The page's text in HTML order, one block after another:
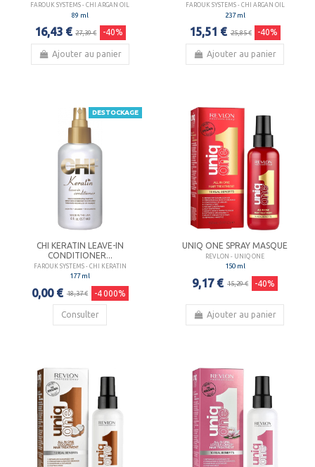
FAROUK SYSTEMS - CHI ARGAN OIL
89 ml
16,43 € 27,39 € -40%
Ajouter au panier
FAROUK SYSTEMS - CHI ARGAN OIL
237 ml
15,51 € 25,85 € -40%
Ajouter au panier
DESTOCKAGE
CHI KERATIN LEAVE-IN
CONDITIONER...
FAROUK SYSTEMS - CHI KERATIN
177 ml
0,00 € 18,37 € -4 000%
Consulter
UNIQ ONE SPRAY MASQUE
REVLON - UNIQ ONE
150 ml
9,17 € 15,29 € -40%
Ajouter au panier